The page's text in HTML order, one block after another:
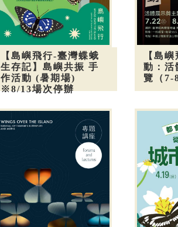
【島嶼飛行-臺灣蝶蛾
生存記】島嶼共振 手
作活動 (暑期場)
※8/13場次停辦
【島
動：活
覽（7-